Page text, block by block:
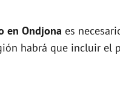
en Ondjona es
habrá que incluir el